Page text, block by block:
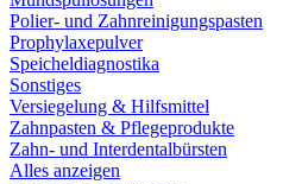
Polier- und Zahnreinigungspasten
Prophylaxepulver
Speicheldiagnostika
Sonstiges
Versiegelung & Hilfsmittel
Zahnpasten & Pflegeprodukte
Zahn- und Interdentalbürsten
Alles anzeigen